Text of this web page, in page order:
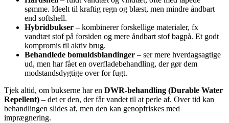
sømme. Ideelt til kraftig regn og blæst, men mindre åndbart
end softshell.
Hybridbukser – kombinerer forskellige materialer, fx
vandtæt stof på forsiden og mere åndbart stof bagpå. Et godt
kompromis til aktiv brug.
Behandlede bomuldsblandinger – ser mere hverdagsagtige
ud, men har fået en overfladebehandling, der gør dem
modstandsdygtige over for fugt.
Tjek altid, om bukserne har en DWR-behandling (Durable Water
Repellent) – det er den, der får vandet til at perle af. Over tid kan
behandlingen slides af, men den kan genopfriskes med
imprægnering.